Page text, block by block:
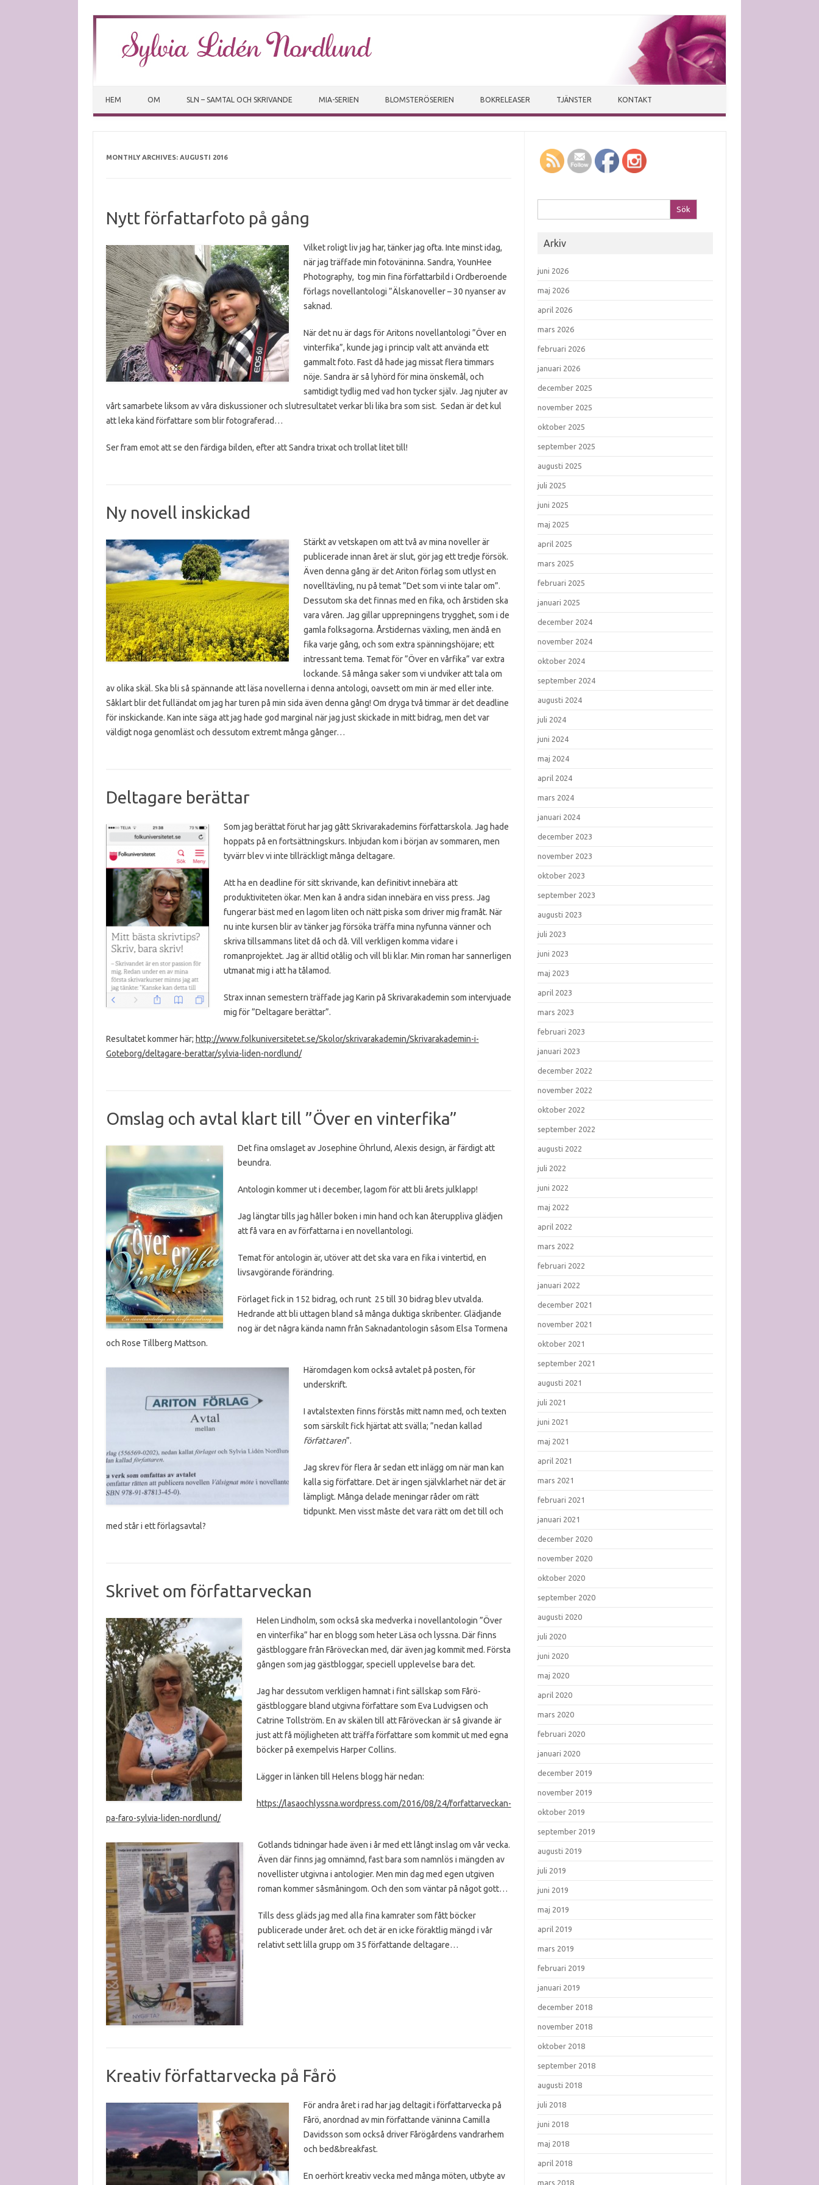
HEM OM SLN – SAMTAL OCH SKRIVANDE MIA-SERIEN BLOMSTERÖSERIEN BOKRELEASER TJÄNSTER KONTAKT
MONTHLY ARCHIVES: AUGUSTI 2016
Nytt författarfoto på gång
Vilket roligt liv jag har, tänker jag ofta. Inte minst idag,
när jag träffade min fotoväninna. Sandra, YounHee
Photography, tog min fina författarbild i Ordberoende
förlags novellantologi ”Älskanoveller – 30 nyanser av
saknad.
När det nu är dags för Aritons novellantologi ”Över en
vinterfika”, kunde jag i princip valt att använda ett
gammalt foto. Fast då hade jag missat flera timmars
nöje. Sandra är så lyhörd för mina önskemål, och
samtidigt tydlig med vad hon tycker själv. Jag njuter av
vårt samarbete liksom av våra diskussioner och slutresultatet verkar bli lika bra som sist. Sedan är det kul
att leka känd författare som blir fotograferad…
Ser fram emot att se den färdiga bilden, efter att Sandra trixat och trollat litet till!
Ny novell inskickad
Stärkt av vetskapen om att två av mina noveller är
publicerade innan året är slut, gör jag ett tredje försök.
Även denna gång är det Ariton förlag som utlyst en
novelltävling, nu på temat ”Det som vi inte talar om”.
Dessutom ska det finnas med en fika, och årstiden ska
vara våren. Jag gillar upprepningens trygghet, som i de
gamla folksagorna. Årstidernas växling, men ändå en
fika varje gång, och som extra spänningshöjare; ett
intressant tema. Temat för ”Över en vårfika” var extra
lockande. Så många saker som vi undviker att tala om
av olika skäl. Ska bli så spännande att läsa novellerna i denna antologi, oavsett om min är med eller inte.
Såklart blir det fulländat om jag har turen på min sida även denna gång! Om dryga två timmar är det deadline
för inskickande. Kan inte säga att jag hade god marginal när jag just skickade in mitt bidrag, men det var
väldigt noga genomläst och dessutom extremt många gånger…
Deltagare berättar
Som jag berättat förut har jag gått Skrivarakademins författarskola. Jag hade
hoppats på en fortsättningskurs. Inbjudan kom i början av sommaren, men
tyvärr blev vi inte tillräckligt många deltagare.
Att ha en deadline för sitt skrivande, kan definitivt innebära att
produktiviteten ökar. Men kan å andra sidan innebära en viss press. Jag
fungerar bäst med en lagom liten och nätt piska som driver mig framåt. När
nu inte kursen blir av tänker jag försöka träffa mina nyfunna vänner och
skriva tillsammans litet då och då. Vill verkligen komma vidare i
romanprojektet. Jag är alltid otålig och vill bli klar. Min roman har sannerligen
utmanat mig i att ha tålamod.
Strax innan semestern träffade jag Karin på Skrivarakademin som intervjuade
mig för ”Deltagare berättar”.
Resultatet kommer här; http://www.folkuniversitetet.se/Skolor/skrivarakademin/Skrivarakademin-i-
Goteborg/deltagare-berattar/sylvia-liden-nordlund/
Omslag och avtal klart till ”Över en vinterfika”
Det fina omslaget av Josephine Öhrlund, Alexis design, är färdigt att
beundra.
Antologin kommer ut i december, lagom för att bli årets julklapp!
Jag längtar tills jag håller boken i min hand och kan återuppliva glädjen
att få vara en av författarna i en novellantologi.
Temat för antologin är, utöver att det ska vara en fika i vintertid, en
livsavgörande förändring.
Förlaget fick in 152 bidrag, och runt 25 till 30 bidrag blev utvalda.
Hedrande att bli uttagen bland så många duktiga skribenter. Glädjande
nog är det några kända namn från Saknadantologin såsom Elsa Tormena
och Rose Tillberg Mattson.
Häromdagen kom också avtalet på posten, för
underskrift.
I avtalstexten finns förstås mitt namn med, och texten
som särskilt fick hjärtat att svälla; ”nedan kallad
författaren”.
Jag skrev för flera år sedan ett inlägg om när man kan
kalla sig författare. Det är ingen självklarhet när det är
lämpligt. Många delade meningar råder om rätt
tidpunkt. Men visst måste det vara rätt om det till och
med står i ett förlagsavtal?
Skrivet om författarveckan
Helen Lindholm, som också ska medverka i novellantologin ”Över
en vinterfika” har en blogg som heter Läsa och lyssna. Där finns
gästbloggare från Fåröveckan med, där även jag kommit med. Första
gången som jag gästbloggar, speciell upplevelse bara det.
Jag har dessutom verkligen hamnat i fint sällskap som Fårö-
gästbloggare bland utgivna författare som Eva Ludvigsen och
Catrine Tollström. En av skälen till att Fåröveckan är så givande är
just att få möjligheten att träffa författare som kommit ut med egna
böcker på exempelvis Harper Collins.
Lägger in länken till Helens blogg här nedan:
https://lasaochlyssna.wordpress.com/2016/08/24/forfattarveckan-
pa-faro-sylvia-liden-nordlund/
Gotlands tidningar hade även i år med ett långt inslag om vår vecka.
Även där finns jag omnämnd, fast bara som namnlös i mängden av
novellister utgivna i antologier. Men min dag med egen utgiven
roman kommer såsmåningom. Och den som väntar på något gott…
Tills dess gläds jag med alla fina kamrater som fått böcker
publicerade under året. och det är en icke föraktlig mängd i vår
relativt sett lilla grupp om 35 författande deltagare…
Kreativ författarvecka på Fårö
För andra året i rad har jag deltagit i författarvecka på
Fårö, anordnad av min författande väninna Camilla
Davidsson som också driver Fårögårdens vandrarhem
och bed&breakfast.
En oerhört kreativ vecka med många möten, utbyte av
Arkiv
juni 2026
maj 2026
april 2026
mars 2026
februari 2026
januari 2026
december 2025
november 2025
oktober 2025
september 2025
augusti 2025
juli 2025
juni 2025
maj 2025
april 2025
mars 2025
februari 2025
januari 2025
december 2024
november 2024
oktober 2024
september 2024
augusti 2024
juli 2024
juni 2024
maj 2024
april 2024
mars 2024
januari 2024
december 2023
november 2023
oktober 2023
september 2023
augusti 2023
juli 2023
juni 2023
maj 2023
april 2023
mars 2023
februari 2023
januari 2023
december 2022
november 2022
oktober 2022
september 2022
augusti 2022
juli 2022
juni 2022
maj 2022
april 2022
mars 2022
februari 2022
januari 2022
december 2021
november 2021
oktober 2021
september 2021
augusti 2021
juli 2021
juni 2021
maj 2021
april 2021
mars 2021
februari 2021
januari 2021
december 2020
november 2020
oktober 2020
september 2020
augusti 2020
juli 2020
juni 2020
maj 2020
april 2020
mars 2020
februari 2020
januari 2020
december 2019
november 2019
oktober 2019
september 2019
augusti 2019
juli 2019
juni 2019
maj 2019
april 2019
mars 2019
februari 2019
januari 2019
december 2018
november 2018
oktober 2018
september 2018
augusti 2018
juli 2018
juni 2018
maj 2018
april 2018
mars 2018